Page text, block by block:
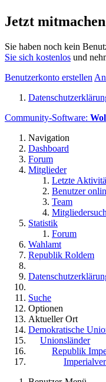
Jetzt
Sie haben noch kein
Sie sich kostenlos und
Benutzerkonto erstellen
Community-Software:
Navigation
Dashboard
Forum
Mitglieder
Letzte
Benutzer
Team
Statistik
Forum
Wahlamt
Republik Roldem
Suche
Optionen
Aktueller Ort
Demokratische
Unionsländer
Republik